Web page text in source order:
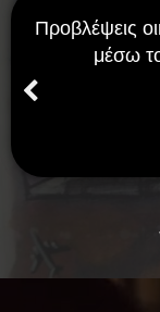
Προβλέψεις
μέσω